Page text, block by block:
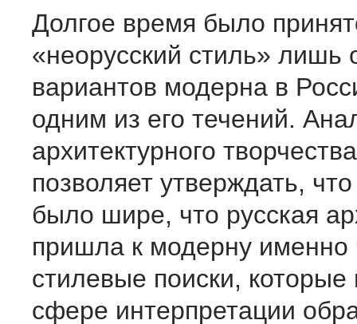
Долгое время было
«неорусский стиль» лишь
вариантов модерна в
одним из его течений.
архитектурного
позволяет утверждать,
было шире, что русская
пришла к модерну именно
стилевые поиски,
сфере интерпретации